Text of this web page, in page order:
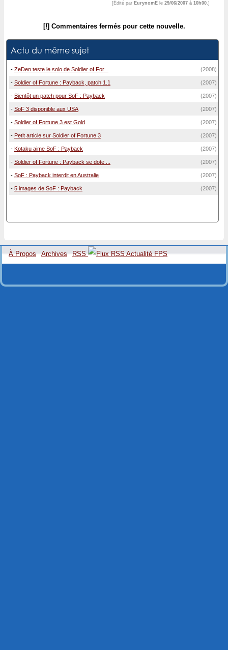
[Édité par EurynomE le 29/06/2007 à 10h00.]
[!] Commentaires fermés pour cette nouvelle.
Actu du même sujet
- ZeDen teste le solo de Soldier of For... (2008)
- Soldier of Fortune : Payback, patch 1.1 (2007)
- Bientôt un patch pour SoF : Payback (2007)
- SoF 3 disponible aux USA (2007)
- Soldier of Fortune 3 est Gold (2007)
- Petit article sur Soldier of Fortune 3 (2007)
- Kotaku aime SoF : Payback (2007)
- Soldier of Fortune : Payback se dote ... (2007)
- SoF : Payback interdit en Australie (2007)
- 5 images de SoF : Payback (2007)
À Propos Archives RSS